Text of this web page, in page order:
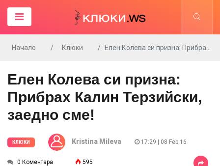
Начало Клюки Елен Колева си призна: Прибрах Калин Терзийски, заедно сме!
Елен Колева си призна:
Прибрах Калин Терзийски,
заедно сме!
КЛЮКИ Kristina Mileva 17:29 | 08 Feb 16
0 Коментара 595